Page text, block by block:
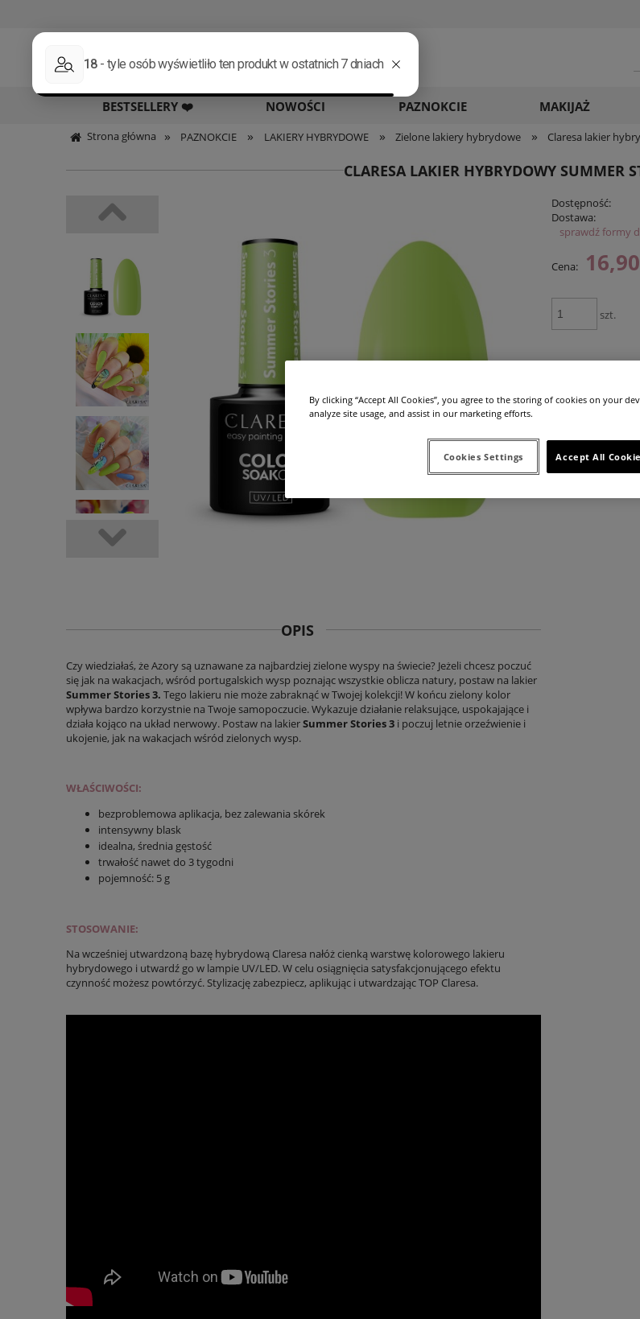
Select Language
BESTSELLERY ❤️ NOWOŚCI PAZNOKCIE MAKIJAŻ
Strona główna » PAZNOKCIE » LAKIERY HYBRYDOWE » Zielone lakiery hybrydowe » Claresa lakier
CLARESA LAKIER HYBRYDOWY SUMMER
Dostępność:
Dostawa:
sprawdź formy
Cena:
szt.
Kod produktu:
OPIS
Czy wiedziałaś, że Azory są uznawane za najbardziej zielone wyspy na świecie? Jeżeli chcesz poczuć
się jak na wakacjach, wśród portugalskich wysp poznając wszystkie oblicza natury, postaw na lakier
Summer Stories 3. Tego lakieru nie może zabraknąć w Twojej kolekcji! W końcu zielony kolor
wpływa bardzo korzystnie na Twoje samopoczucie. Wykazuje działanie relaksujące, uspokajające i
działa kojąco na układ nerwowy. Postaw na lakierSummer Stories 3 i poczuj letnie orzeźwienie i
ukojenie, jak na wakacjach wśród zielonych wysp.
WŁAŚCIWOŚCI:
bezproblemowa aplikacja, bez zalewania skórek
intensywny blask
idealna, średnia gęstość
trwałość nawet do 3 tygodni
pojemność: 5 g
STOSOWANIE:
Na wcześniej utwardzoną bazę hybrydową Claresa nałóż cienką warstwę kolorowego lakieru
hybrydowego i utwardź go w lampie UV/LED. W celu osiągnięcia satysfakcjonującego efektu
czynność możesz powtórzyć. Stylizację zabezpiecz, aplikując i utwardzając TOP Claresa.
By clicking “Accept All Cookies”, you agree to the storing of cookies on your
analyze site usage, and assist in our marketing efforts.
Accept All
Cookies Settings